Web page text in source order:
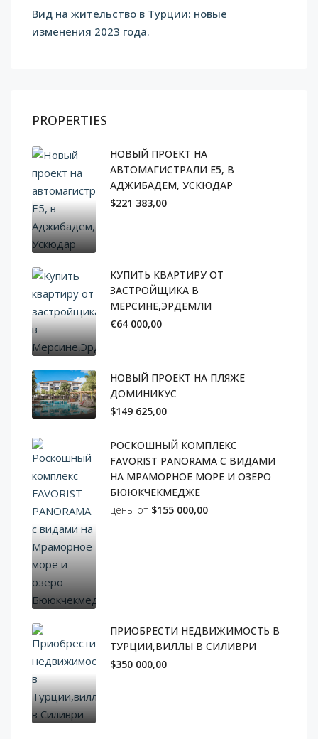
Вид на жительство в Турции: новые
изменения 2023 года.
PROPERTIES
НОВЫЙ ПРОЕКТ НА
АВТОМАГИСТРАЛИ E5, В
АДЖИБАДЕМ, УСКЮДАР
$221 383,00
КУПИТЬ КВАРТИРУ ОТ
ЗАСТРОЙЩИКА В
МЕРСИНЕ,ЭРДЕМЛИ
€64 000,00
НОВЫЙ ПРОЕКТ НА ПЛЯЖЕ
ДОМИНИКУС
$149 625,00
РОСКОШНЫЙ КОМПЛЕКС
FAVORIST PANORAMA С ВИДАМИ
НА МРАМОРНОЕ МОРЕ И ОЗЕРО
БЮЮКЧЕКМЕДЖЕ
цены от $155 000,00
ПРИОБРЕСТИ НЕДВИЖИМОСТЬ В
ТУРЦИИ,ВИЛЛЫ В СИЛИВРИ
$350 000,00